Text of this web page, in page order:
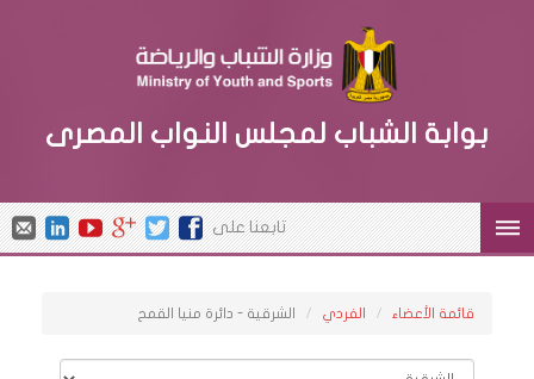
بوابة الشباب لمجلس النواب المصرى
تابعنا على
قائمة الأعضاء الفردي الشرقية - دائرة منيا القمح